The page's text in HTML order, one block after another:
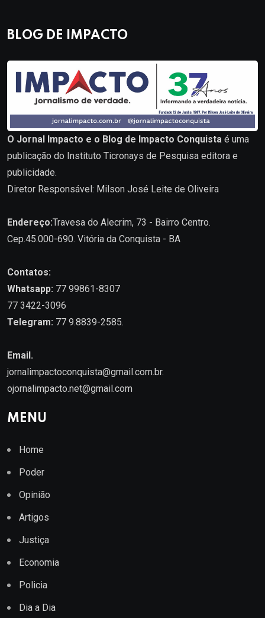
BLOG DE IMPACTO
O Jornal Impacto e o Blog de Impacto Conquista é uma
publicação do Instituto Ticronays de Pesquisa editora e
publicidade.
Diretor Responsável: Milson José Leite de Oliveira
Endereço:Travesa do Alecrim, 73 - Bairro Centro.
Cep.45.000-690. Vitória da Conquista - BA
Contatos:
Whatsapp: 77 99861-8307
77 3422-3096
Telegram: 77 9.8839-2585.
Email.
jornalimpactoconquista@gmail.com.br.
ojornalimpacto.net@gmail.com
MENU
Home
Poder
Opinião
Artigos
Justiça
Economia
Policia
Dia a Dia